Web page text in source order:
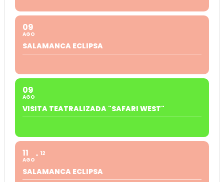
09
AGO
SALAMANCA ECLIPSA
09
AGO
VISITA TEATRALIZADA "SAFARI WEST"
11
AGO
12
SALAMANCA ECLIPSA